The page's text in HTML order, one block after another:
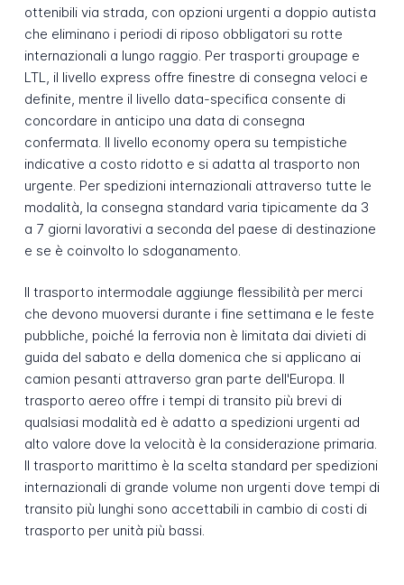
ottenibili via strada, con opzioni urgenti a doppio autista
che eliminano i periodi di riposo obbligatori su rotte
internazionali a lungo raggio. Per trasporti groupage e
LTL, il livello express offre finestre di consegna veloci e
definite, mentre il livello data-specifica consente di
concordare in anticipo una data di consegna
confermata. Il livello economy opera su tempistiche
indicative a costo ridotto e si adatta al trasporto non
urgente. Per spedizioni internazionali attraverso tutte le
modalità, la consegna standard varia tipicamente da 3
a 7 giorni lavorativi a seconda del paese di destinazione
e se è coinvolto lo sdoganamento.
Il trasporto intermodale aggiunge flessibilità per merci
che devono muoversi durante i fine settimana e le feste
pubbliche, poiché la ferrovia non è limitata dai divieti di
guida del sabato e della domenica che si applicano ai
camion pesanti attraverso gran parte dell'Europa. Il
trasporto aereo offre i tempi di transito più brevi di
qualsiasi modalità ed è adatto a spedizioni urgenti ad
alto valore dove la velocità è la considerazione primaria.
Il trasporto marittimo è la scelta standard per spedizioni
internazionali di grande volume non urgenti dove tempi di
transito più lunghi sono accettabili in cambio di costi di
trasporto per unità più bassi.